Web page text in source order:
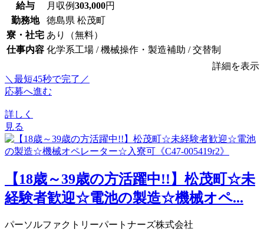
給与 月収例303,000円
勤務地
徳島県 松茂町
寮・社宅 あり（無料）
仕事内容 化学系工場 / 機械操作・製造補助 / 交替制
詳細を表示
＼最短45秒で完了／
応募へ進む
詳しく
見る
【18歳～39歳の方活躍中!!】松茂町☆未
経験者歓迎☆電池の製造☆機械オペ...
パーソルファクトリーパートナーズ株式会社